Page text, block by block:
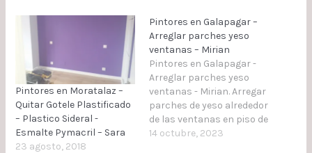
Pintores en Moratalaz –
Quitar Gotele Plastificado
– Plastico Sideral -
Esmalte Pymacril – Sara
23 agosto, 2018
Pintores en Galapagar –
Arreglar parches yeso
ventanas – Mirian
Pintores en Galapagar -
Arreglar parches yeso
ventanas - Mirian. Arregar
parches de yeso alrededor
de las ventanas en piso de
Galapagar. Trabajo a
14 octubre, 2023